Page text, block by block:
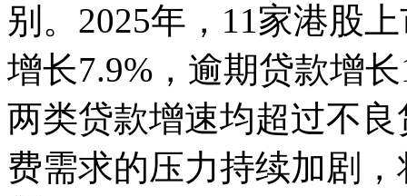
别。2025年，11家港股
增⻓7.9%，逾期贷款增
两类贷款增速均超过不
费需求的压⼒持续加剧